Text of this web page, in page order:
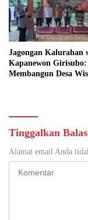
Jagongan Kalurahan
Kapanewon
Membangun Desa
Tinggalkan
Alamat email Anda